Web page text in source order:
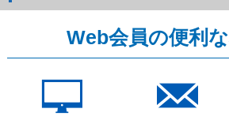
Web会員の便利な